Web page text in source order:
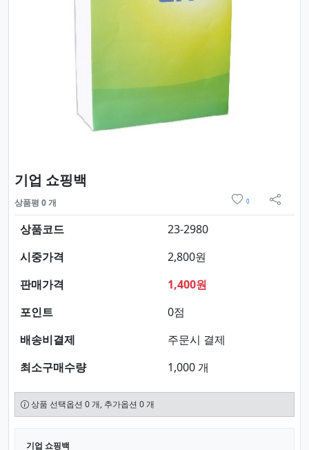
기업 쇼핑백
상품평 0 개 0
sns 공
상품코드
23-2980
시중가격
2,800원
판매가격
1,400원
포인트
0점
배송비결제
주문시 결제
최소구매수량
1,000 개
상품 선택옵션 0 개, 추가옵션 0 개
선택된 옵션
기업 쇼핑백